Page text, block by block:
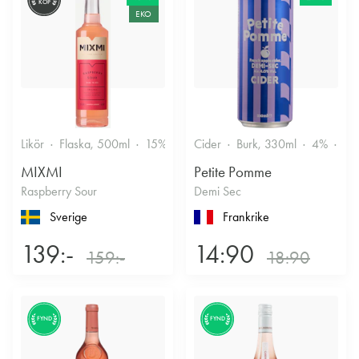
KÖP
EKO
Likör Flaska, 500ml 15% Annan likör
MIXMI
Raspberry Sour
Sverige
139:- 159:-
Cider Burk, 330ml 4%
Petite Pomme
Demi Sec
Frankrike
14:90 18:90
FYND FYND